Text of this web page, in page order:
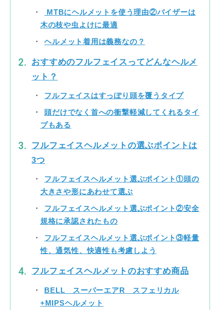
MTBにヘルメットを使う理由②バイザーは
木の枝や虫よけに最適
ヘルメット着用は義務なの？
おすすめのフルフェイスってどんなヘルメ
ット？
フルフェイスはすっぽり頭を覆うタイプ
頭だけでなく首への衝撃軽減してくれるタイ
プもある
フルフェイスヘルメットの選ぶポイントは
3つ
フルフェイスヘルメット選ぶポイント①頭の
大きさや形にあわせて選ぶ
フルフェイスヘルメット選ぶポイント②安全
規格に承認されたもの
フルフェイスヘルメット選ぶポイント③軽量
性、通気性、快適性も考慮しよう
フルフェイスヘルメットのおすすめ商品
BELL スーパーエアR スフェリカル
+MIPSヘルメット